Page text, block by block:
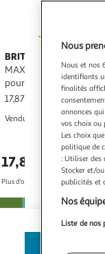
BRITA
MAXTRA PRO Expert
pour carafes filtrantes
17,87€ / pce
Vendu par
Livraison
17,87€
Plus d'offres à partir de18.25€
Nous
Nous et nos
identifiants
finalités
annonces
vos choix ou
Les choix
politique de
: Utiliser des
Stocker et/
publicités et
Nos
Liste de nos